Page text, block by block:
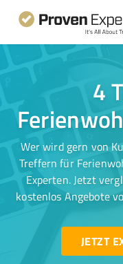
4
Wer wird gern von
Treffern für
Experten. Jetzt
kostenlos Angebote
JETZT